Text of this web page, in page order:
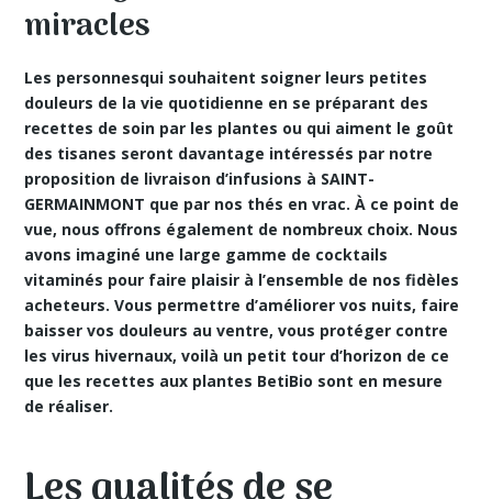
miracles
Les personnesqui souhaitent soigner leurs petites
douleurs de la vie quotidienne en se préparant des
recettes de soin par les plantes ou qui aiment le goût
des tisanes seront davantage intéressés par notre
proposition de livraison d’infusions à SAINT-
GERMAINMONT que par nos thés en vrac. À ce point de
vue, nous offrons également de nombreux choix. Nous
avons imaginé une large gamme de cocktails
vitaminés pour faire plaisir à l’ensemble de nos fidèles
acheteurs. Vous permettre d’améliorer vos nuits, faire
baisser vos douleurs au ventre, vous protéger contre
les virus hivernaux, voilà un petit tour d’horizon de ce
que les recettes aux plantes BetiBio sont en mesure
de réaliser.